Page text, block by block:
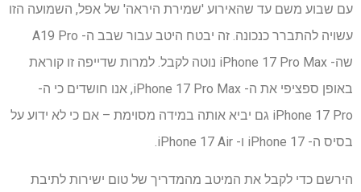
עם שבוע משם עד שהאירוע 'שמירת היראה' של אפל, השמועה הזו
עשויה להתברר כנכונה. זה יבטח היטב עבור שבב ה- A19 Pro
שה- iPhone 17 Pro Max נוטה לקבל. למרות שדייפה זו קוראת
באופן ספציפי את ה- iPhone 17 Pro Max, אנו חושדים כי ה-
iPhone 17 Pro גם יביא אותה במידה מסוימת – אם כי לא ידוע על
בסיס ה- iPhone 17 ו- iPhone 17 Air.
הירשם כדי לקבל את המיטב מהמדריך של טום ישירות לתיבת